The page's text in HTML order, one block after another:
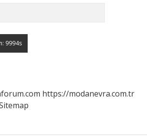
https://modanevra.com.tr